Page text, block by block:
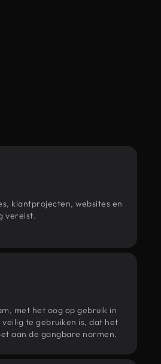
klantprojecten, websites en
vereist.
met het oog op gebruik in
te gebruiken is, dat het
aan de gangbare normen.